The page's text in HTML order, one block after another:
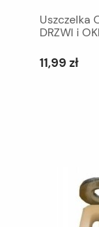
Uszczelka
DRZWI i
11,99 zł